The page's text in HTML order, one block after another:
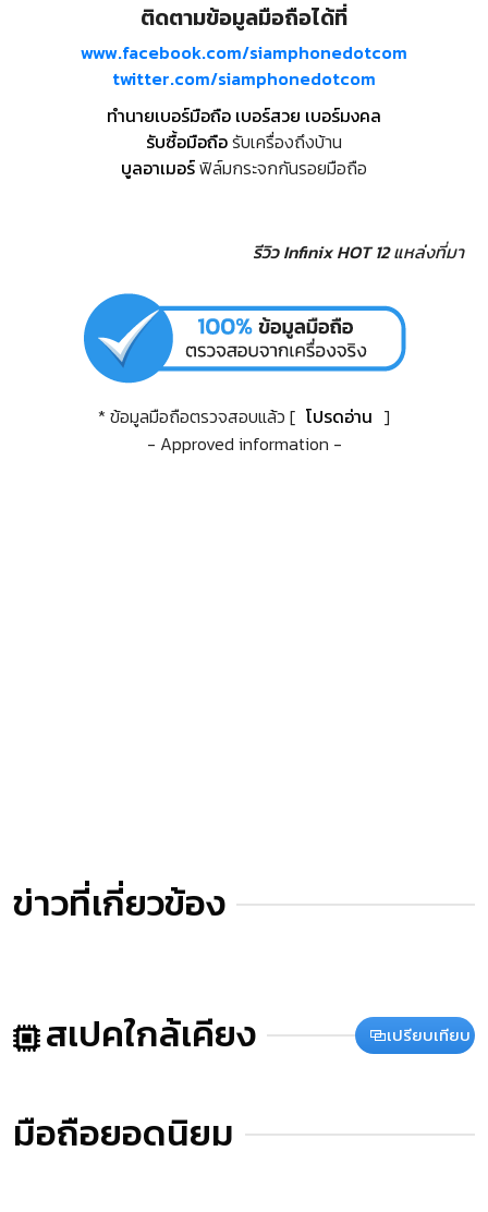
ติดตามข้อมูลมือถือได้ที่
www.facebook.com/siamphonedotcom
twitter.com/siamphonedotcom
ทำนายเบอร์มือถือ เบอร์สวย เบอร์มงคล
รับซื้อมือถือรับเครื่องถึงบ้าน
บูลอาเมอร์ฟิล์มกระจกกันรอยมือถือ
รีวิว Infinix HOT 12 แหล่งที่มา
* ข้อมูลมือถือตรวจสอบแล้ว [ โปรดอ่าน ]
- Approved information -
ข่าวที่เกี่ยวข้อง
สเปคใกล้เคียง เปรียบเทียบ
มือถือยอดนิยม